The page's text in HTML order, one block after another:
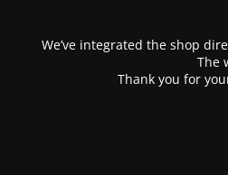
We’ve integrated the shop
The
Thank you for